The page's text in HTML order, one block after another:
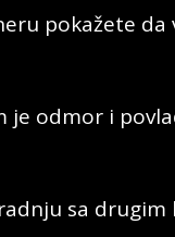
pokažete da
odmor i
sa drugim